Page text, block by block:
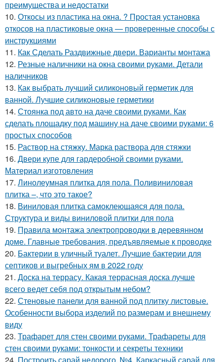
преимущества и недостатки
10. Откосы из пластика на окна. ? Простая установка
откосов на пластиковые окна — проверенные способы с
инструкциями
11. Как Сделать Раздвижные двери. Варианты монтажа
12. Резные наличники на окна своими руками. Детали
наличников
13. Как выбрать лучший силиконовый герметик для
ванной. Лучшие силиконовые герметики
14. Стоянка под авто на даче своими руками. Как
сделать площадку под машину на даче своими руками: 6
простых способов
15. Раствор на стяжку. Марка раствора для стяжки
16. Двери купе для гардеробной своими руками.
Материал изготовления
17. Линолеумная плитка для пола. Поливиниловая
плитка –, что это такое?
18. Виниловая плитка самоклеющаяся для пола.
Структура и виды виниловой плитки для пола
19. Правила монтажа электропроводки в деревянном
доме. Главные требования, предъявляемые к проводке
20. Бактерии в уличный туалет. Лучшие бактерии для
септиков и выгребных ям в 2022 году
21. Доска на террасу. Какая террасная доска лучше
всего ведет себя под открытым небом?
22. Стеновые панели для ванной под плитку листовые.
Особенности выбора изделий по размерам и внешнему
виду
23. Трафарет для стен своими руками. Трафареты для
стен своими руками: тонкости и секреты техники